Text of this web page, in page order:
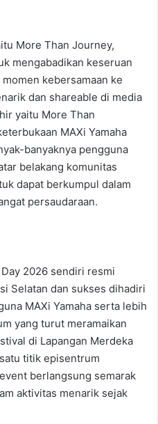
More Than Journey,
mengabadikan keseruan
kebersamaan ke
dan shareable di media
yaitu More Than
MAXi Yamaha
banyaknya pengguna
belakang komunitas
dapat berkumpul dalam
persaudaraan.
2026 sendiri resmi
Selatan dan sukses dihadiri
MAXi Yamaha serta lebih
yang turut meramaikan
di Lapangan Merdeka
titik episentrum
berlangsung semarak
aktivitas menarik sejak